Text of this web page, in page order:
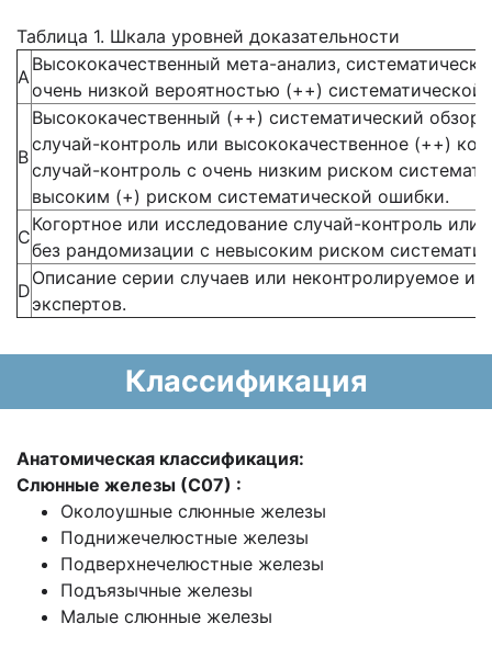
Таблица 1. Шкала уровней доказательности
А
Высококачественный мета-анализ,
очень низкой вероятностью (++) систематической
В
Высококачественный (++) систематический обзор
случай-контроль или высококачественное (++)
случай-контроль с очень низким риском
высоким (+) риском систематической ошибки.
С
Когортное или исследование случай-контроль
без рандомизации с невысоким риском
D
Описание серии случаев или неконтролируемое
экспертов.
Классификация
Анатомическая классификация:
Слюнные железы (С07) :
Околоушные слюнные железы
Поднижечелюстные железы
Подверхнечелюстные железы
Подъязычные железы
Малые слюнные железы